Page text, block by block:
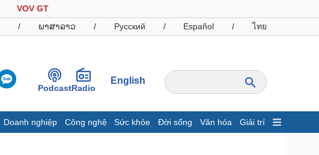
VOV GT
/ ພາສາລາວ / Русский / Español / ไทย
PodcastRadio
English
Doanh nghiệp Công nghệ Sức khỏe Đời sống Văn hóa Giải trí